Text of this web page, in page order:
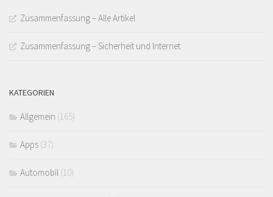
Zusammenfassung – Alle Artikel
Zusammenfassung – Sicherheit und Internet
KATEGORIEN
Allgemein (165)
Apps (37)
Automobil (10)